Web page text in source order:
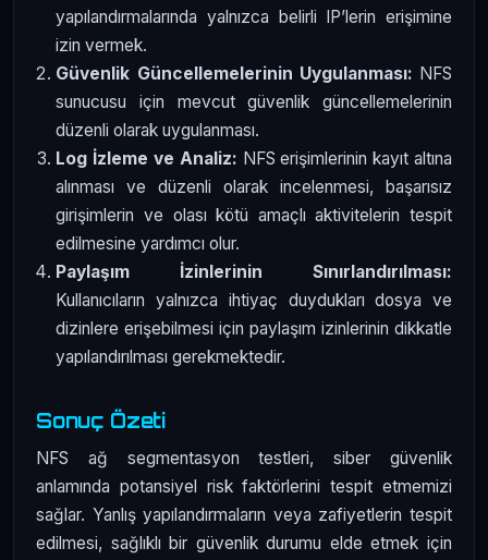
yapılandırmalarında yalnızca belirli IP’lerin erişimine
izin vermek.
Güvenlik Güncellemelerinin Uygulanması: NFS
sunucusu için mevcut güvenlik güncellemelerinin
düzenli olarak uygulanması.
Log İzleme ve Analiz: NFS erişimlerinin kayıt altına
alınması ve düzenli olarak incelenmesi, başarısız
girişimlerin ve olası kötü amaçlı aktivitelerin tespit
edilmesine yardımcı olur.
Paylaşım İzinlerinin Sınırlandırılması:
Kullanıcıların yalnızca ihtiyaç duydukları dosya ve
dizinlere erişebilmesi için paylaşım izinlerinin dikkatle
yapılandırılması gerekmektedir.
Sonuç Özeti
NFS ağ segmentasyon testleri, siber güvenlik
anlamında potansiyel risk faktörlerini tespit etmemizi
sağlar. Yanlış yapılandırmaların veya zafiyetlerin tespit
edilmesi, sağlıklı bir güvenlik durumu elde etmek için